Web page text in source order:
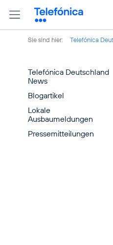
Sie sind hier: Telefónica
Telefónica Deutschland
News
Blogartikel
Lokale
Ausbaumeldungen
Pressemitteilungen